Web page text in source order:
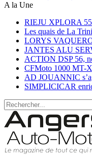
A la Une
RIEJU XPLORA
Les quais de La
LORYS
JANTES ALU
ACTION DSP 56,
CFMoto 1000 MT-
AD JOUANNIC
SIMPLICICAR